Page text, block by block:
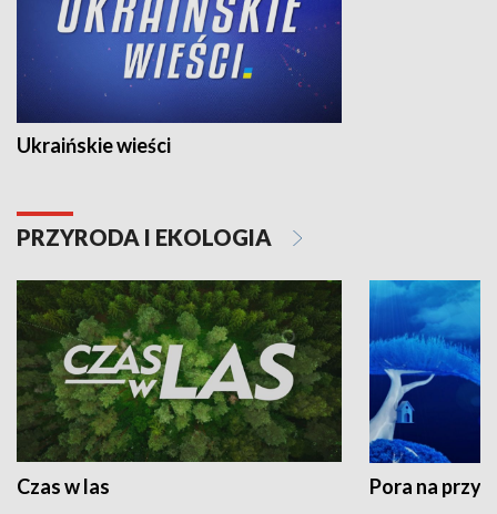
Ukraińskie wieści
PRZYRODA I EKOLOGIA
Czas w las Pora na